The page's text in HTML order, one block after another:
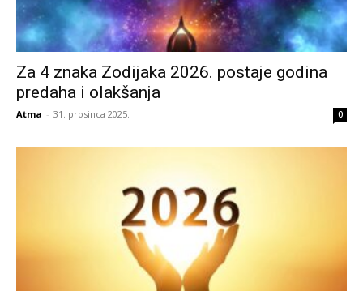
Za 4 znaka Zodijaka 2026. postaje godina
predaha i olakšanja
Atma - 31. prosinca 2025. 0